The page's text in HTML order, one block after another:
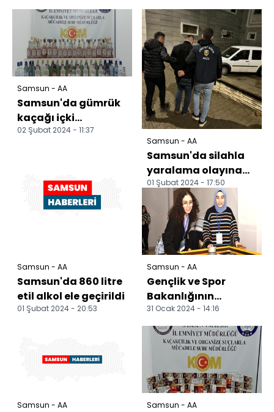
Samsun - AA
Samsun'da gümrük
kaçağı içki
operasyonu
02 Şubat 2024 - 11:37
Samsun - AA
Samsun'da 860 litre
etil alkol ele geçirildi
01 Şubat 2024 - 20:53
Samsun - AA
Samsun'da silahla
yaralama olayına
karışan 2 şüpheli
yakalandı
01 Şubat 2024 - 17:50
Samsun - AA
Gençlik ve Spor
Bakanlığının
Samsun'daki
tematik kış kampı
başladı
31 Ocak 2024 - 14:16
Samsun - AA Samsun - AA